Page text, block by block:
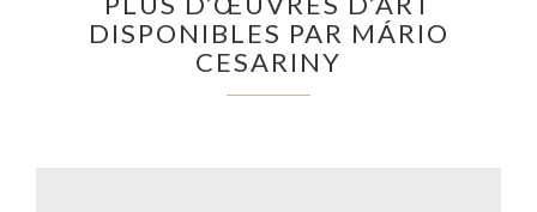
DISPONIBLES PAR MÁRIO
CESARINY